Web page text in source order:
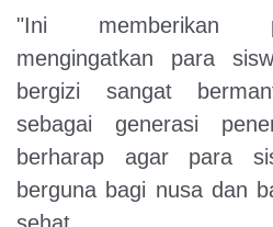
"Ini memberikan
mengingatkan para
bergizi sangat
sebagai generasi
berharap agar para
berguna bagi nusa dan